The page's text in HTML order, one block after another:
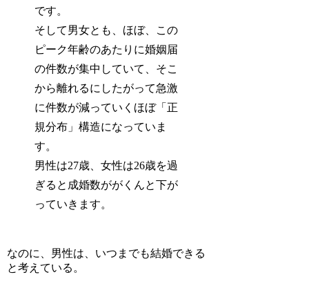
です。
そして男女とも、ほぼ、この
ピーク年齢のあたりに婚姻届
の件数が集中していて、そこ
から離れるにしたがって急激
に件数が減っていくほぼ「正
規分布」構造になっていま
す。
男性は27歳、女性は26歳を過
ぎると成婚数ががくんと下が
っていきます。
なのに、男性は、いつまでも結婚できる
と考えている。